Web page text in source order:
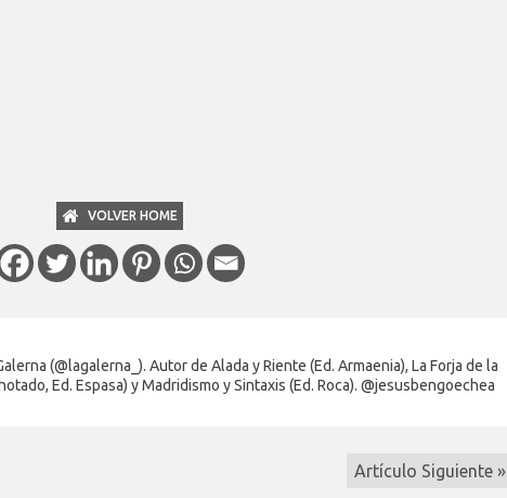
VOLVER HOME
(@lagalerna_). Autor de Alada y Riente (Ed. Armaenia), La Forja de la
Ed. Espasa) y Madridismo y Sintaxis (Ed. Roca). @jesusbengoechea
Artículo Siguiente »